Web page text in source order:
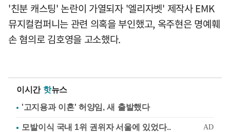
'친분 캐스팅' 논란이 가열되자 '엘리자벳' 제작사 EMK
뮤지컬컴퍼니는 관련 의혹을 부인했고, 옥주현은 명예훼
손 혐의로 김호영을 고소했다.
이시간 핫뉴스
'고지용과 이혼' 허양임, 새 출발했다